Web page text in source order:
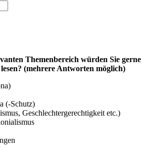
Themenbereich würden Sie gerne
(mehrere Antworten möglich)
(-Schutz)
Geschlechtergerechtigkeit etc.)